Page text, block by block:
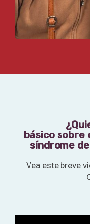
básico sobre
síndrome
Vea este breve